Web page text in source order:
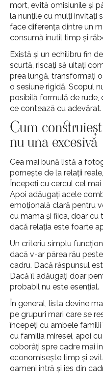
mort, evită omisiunile și
la nunțile cu mulți invitați
face diferența dintre un
consumă inutil timp și
Există și un echilibru fin
scurtă, riscați să uitați
prea lungă, transformați
o sesiune rigidă. Scopul
posibilă formulă de rude,
ce contează cu adevărat.
Cum
nu una excesivă
Cea mai bună listă a
pornește de la relații
Începeți cu cercul cel
Apoi adăugați acele
emoțională clară pentru
cu mama și fiica, doar cu
dacă relația este foarte
Un criteriu simplu
dacă v-ar părea rău
cadru. Dacă răspunsul
Dacă îl adăugați doar
probabil nu este esențial.
În general, lista devine
pe grupuri mari care se
începeți cu ambele
cu familia miresei, apoi
coborâți spre cadre mai
economisește timp și
oameni intră și ies din